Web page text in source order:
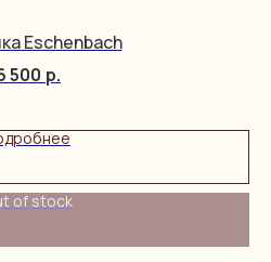
Eschenbach
500 р.
of stock